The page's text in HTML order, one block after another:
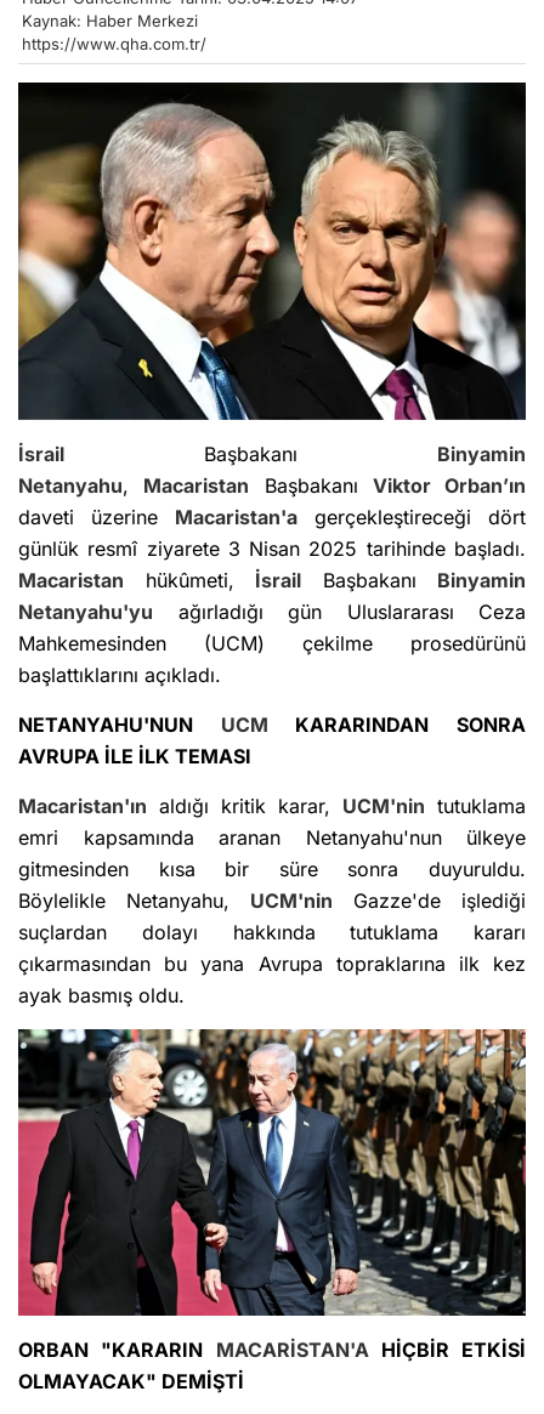
Kaynak: Haber Merkezi
https://www.qha.com.tr/
İsrail Başbakanı Binyamin
Netanyahu, Macaristan Başbakanı Viktor Orban’ın
daveti üzerine Macaristan'a gerçekleştireceği dört
günlük resmî ziyarete 3 Nisan 2025 tarihinde başladı.
Macaristan hükûmeti, İsrail Başbakanı Binyamin
Netanyahu'yu ağırladığı gün Uluslararası Ceza
Mahkemesinden (UCM) çekilme prosedürünü
başlattıklarını açıkladı.
NETANYAHU'NUN UCM KARARINDAN SONRA
AVRUPA İLE İLK TEMASI
Macaristan'ın aldığı kritik karar, UCM'nin tutuklama
emri kapsamında aranan Netanyahu'nun ülkeye
gitmesinden kısa bir süre sonra duyuruldu.
Böylelikle Netanyahu, UCM'nin Gazze'de işlediği
suçlardan dolayı hakkında tutuklama kararı
çıkarmasından bu yana Avrupa topraklarına ilk kez
ayak basmış oldu.
ORBAN "KARARIN MACARİSTAN'A HİÇBİR ETKİSİ
OLMAYACAK" DEMİŞTİ